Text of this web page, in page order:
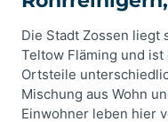
Die Stadt Zossen liegt
Teltow Fläming und
Ortsteile
Mischung aus Wohn
Einwohner leben hier